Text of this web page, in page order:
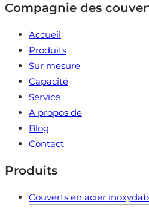
Compagnie des
Accueil
Produits
Sur mesure
Capacité
Service
A propos de
Blog
Contact
Produits
Couverts en acier